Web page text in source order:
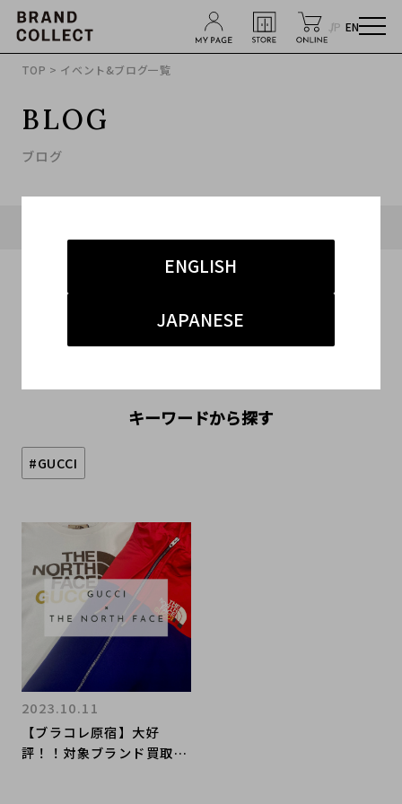
JP EN
ENGLISH
JAPANESE
TOP > イベント&ブログ一覧
BLOG
ブログ
キーワードから探す
#GUCCI
【ブラコレ原宿】大好
評！！対象ブランド買取金
2023.10.11